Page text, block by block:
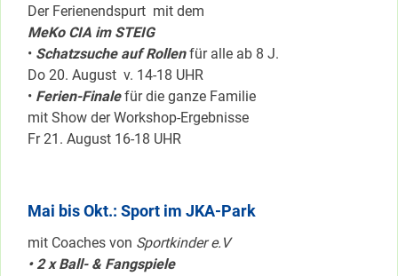
Der Ferienendspurt mit dem
MeKo CIA im STEIG
• Schatzsuche auf Rollenfür alle ab 8 J.
Do 20. August v. 14-18 UHR
• Ferien-Finalefür die ganze Familie
mit Show der Workshop-Ergebnisse
Fr 21. August 16-18 UHR
Mai bis Okt.: Sport im JKA-Park
mit Coaches von Sportkinder e.V
• 2 x Ball- & Fangspiele